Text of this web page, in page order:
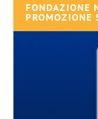
FONDAZIONE
PROMOZIONE